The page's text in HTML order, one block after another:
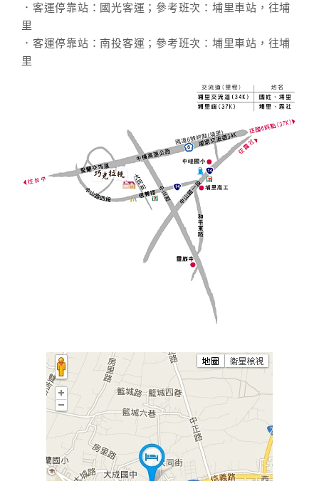
．客運停靠站：國光客運；參考班次：埔里車站，往埔
里
．客運停靠站：南投客運；參考班次：埔里車站，往埔
里